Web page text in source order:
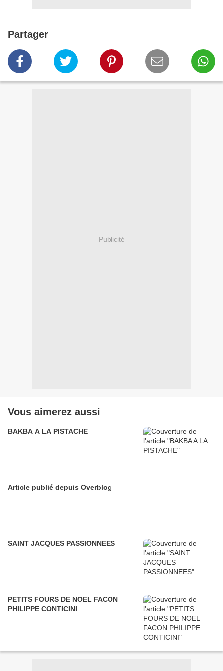
Partager
Publicité
Vous aimerez aussi
BAKBA A LA PISTACHE
Article publié depuis Overblog
SAINT JACQUES PASSIONNEES
PETITS FOURS DE NOEL FACON
PHILIPPE CONTICINI